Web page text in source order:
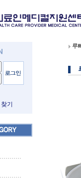
기
루